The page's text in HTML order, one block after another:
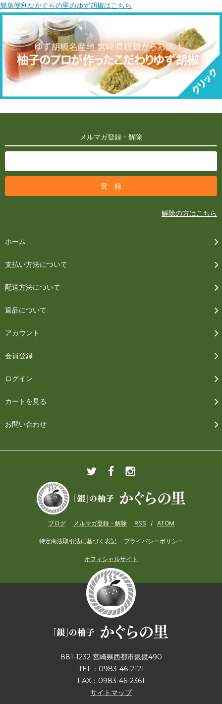
簡単便利なかぐらの里のゆず胡椒はこちら
メルマガ登録・解除
解除の方はこちら
ホーム
支払い方法について
配送方法について
返品について
アカウント
会員登録
ログイン
カートを見る
お問い合わせ
ブログ メルマガ登録・解除 RSS / ATOM
特定商法取引法に基づく表記 プライバシーポリシー
オフィシャルサイト
881-1232 宮崎県西都市銀鏡490
TEL：0983-46-2121
FAX：0983-46-2361
サイトマップ